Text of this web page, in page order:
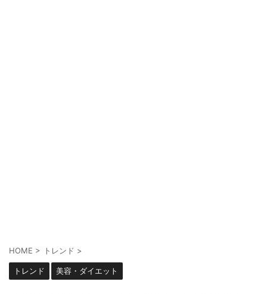
HOME > トレンド >
トレンド 美容・ダイエット